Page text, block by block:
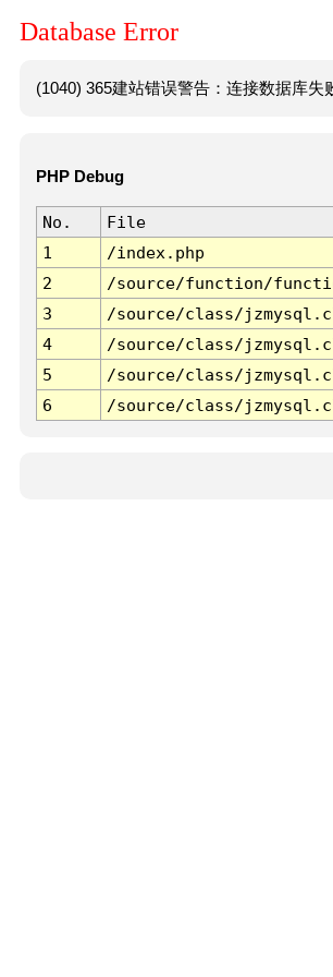
Database Error
(1040) 365建站错误警告：连接数据库失
PHP Debug
No. File
1
/index.php
2
/source/function/
3
/source/class/
4
/source/class/
5
/source/class/
6
/source/class/